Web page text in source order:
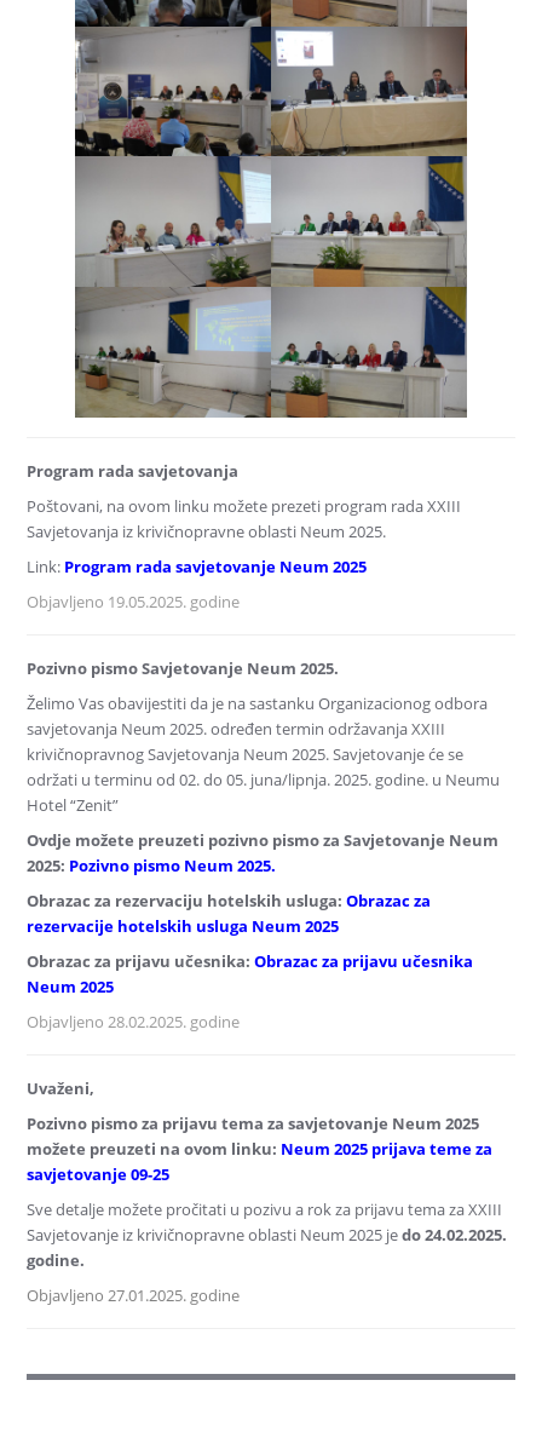
Program rada savjetovanja
Poštovani, na ovom linku možete prezeti program rada XXIII
Savjetovanja iz krivičnopravne oblasti Neum 2025.
Link: Program rada savjetovanje Neum 2025
Objavljeno 19.05.2025. godine
Pozivno pismo Savjetovanje Neum 2025.
Želimo Vas obavijestiti da je na sastanku Organizacionog odbora
savjetovanja Neum 2025. određen termin održavanja XXIII
krivičnopravnog Savjetovanja Neum 2025. Savjetovanje će se
održati u terminu od 02. do 05. juna/lipnja. 2025. godine. u Neumu
Hotel “Zenit”
Ovdje možete preuzeti pozivno pismo za Savjetovanje Neum
2025: Pozivno pismo Neum 2025.
Obrazac za rezervaciju hotelskih usluga:Obrazac za
rezervacije hotelskih usluga Neum 2025
Obrazac za prijavu učesnika:Obrazac za prijavu učesnika
Neum 2025
Objavljeno 28.02.2025. godine
Uvaženi,
Pozivno pismo za prijavu tema za savjetovanje Neum 2025
možete preuzeti na ovom linku: Neum 2025 prijava teme za
savjetovanje 09-25
Sve detalje možete pročitati u pozivu a rok za prijavu tema za XXIII
Savjetovanje iz krivičnopravne oblasti Neum 2025 jedo 24.02.2025.
godine.
Objavljeno 27.01.2025. godine